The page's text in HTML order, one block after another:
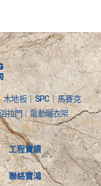
地板｜SPC｜馬賽克
拉門｜電動曬衣架
工程實績
聯絡寶鴻